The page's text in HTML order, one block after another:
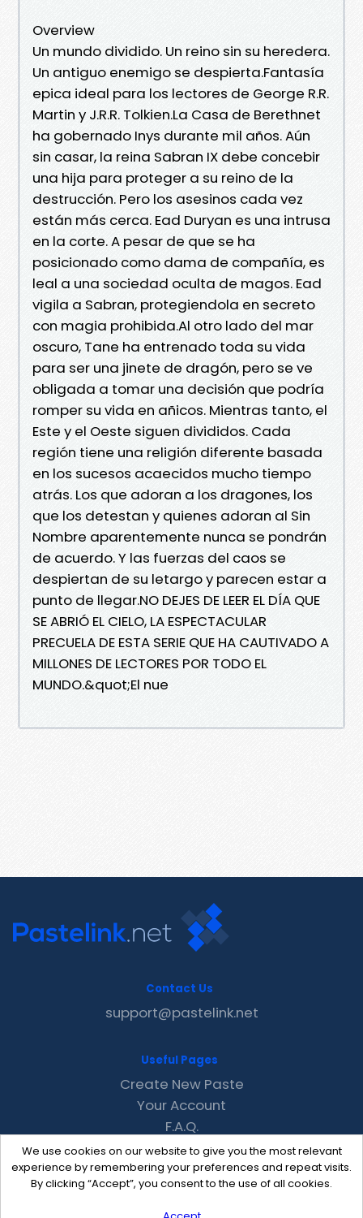
Overview
Un mundo dividido. Un reino sin su heredera.
Un antiguo enemigo se despierta.Fantasía
epica ideal para los lectores de George R.R.
Martin y J.R.R. Tolkien.La Casa de Berethnet
ha gobernado Inys durante mil años. Aún
sin casar, la reina Sabran IX debe concebir
una hija para proteger a su reino de la
destrucción. Pero los asesinos cada vez
están más cerca. Ead Duryan es una intrusa
en la corte. A pesar de que se ha
posicionado como dama de compañía, es
leal a una sociedad oculta de magos. Ead
vigila a Sabran, protegiendola en secreto
con magia prohibida.Al otro lado del mar
oscuro, Tane ha entrenado toda su vida
para ser una jinete de dragón, pero se ve
obligada a tomar una decisión que podría
romper su vida en añicos. Mientras tanto, el
Este y el Oeste siguen divididos. Cada
región tiene una religión diferente basada
en los sucesos acaecidos mucho tiempo
atrás. Los que adoran a los dragones, los
que los detestan y quienes adoran al Sin
Nombre aparentemente nunca se pondrán
de acuerdo. Y las fuerzas del caos se
despiertan de su letargo y parecen estar a
punto de llegar.NO DEJES DE LEER EL DÍA QUE
SE ABRIÓ EL CIELO, LA ESPECTACULAR
PRECUELA DE ESTA SERIE QUE HA CAUTIVADO A
MILLONES DE LECTORES POR TODO EL
MUNDO.&quot;El nue
We use cookies on our website to give you the most relevant
experience by remembering your preferences and repeat visits.
By clicking “Accept”, you consent to the use of all cookies.
Contact Us
support@pastelink.net
Useful Pages
Create New Paste
Your Account
F.A.Q.
Recent
Contact